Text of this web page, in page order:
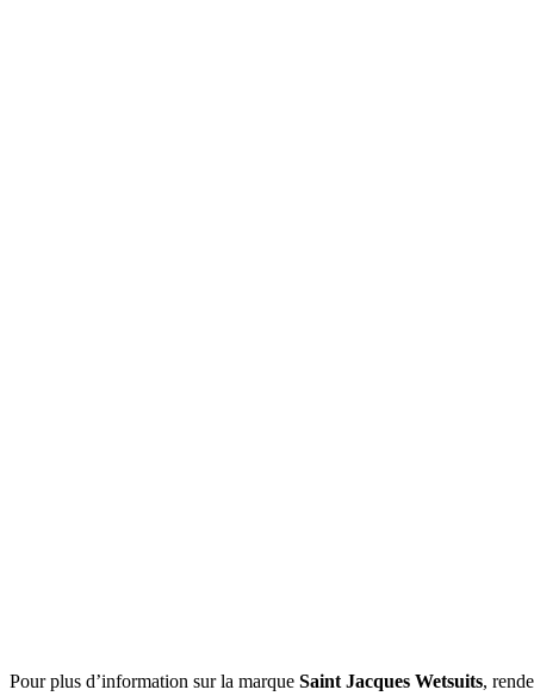
Pour plus d’information sur la marque Saint Jacques Wetsuits,